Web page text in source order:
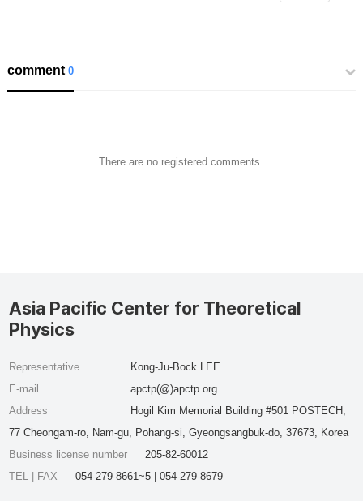
comment0
There are no registered comments.
Asia Pacific Center for Theoretical
Physics
Representative
Kong-Ju-Bock LEE
E-mail
apctp(@)apctp.org
Address
Hogil Kim Memorial Building #501 POSTECH,
77 Cheongam-ro, Nam-gu, Pohang-si, Gyeongsangbuk-do, 37673, Korea
Business license number
205-82-60012
TEL | FAX
054-279-8661~5 | 054-279-8679